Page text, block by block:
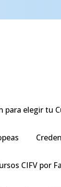
para elegir tu
CIFV por